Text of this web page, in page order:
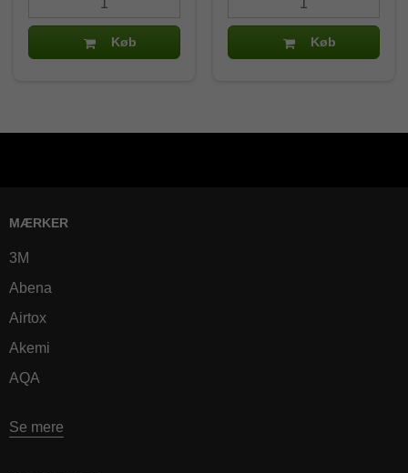
Køb Køb
MÆRKER
3M
Abena
Airtox
Akemi
AQA
Se mere